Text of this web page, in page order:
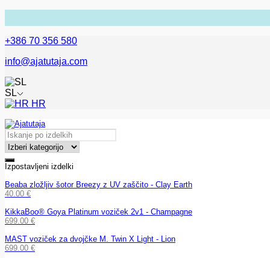
+386 70 356 580
info@ajatutaja.com
SL
HR
Izpostavljeni izdelki
Beaba zložljiv šotor Breezy z UV zaščito - Clay Earth
40.00 €
KikkaBoo® Goya Platinum voziček 2v1 - Champagne
699.00 €
MAST voziček za dvojčke M. Twin X Light - Lion
699.00 €